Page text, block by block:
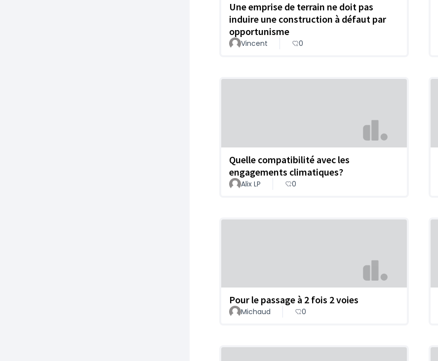
Une emprise de terrain ne doit pas
induire une construction à défaut par
opportunisme
Vincent 0
Quelle compatibilité avec les
engagements climatiques?
Alix LP 0
Pour le passage à 2 fois 2 voies
Michaud 0